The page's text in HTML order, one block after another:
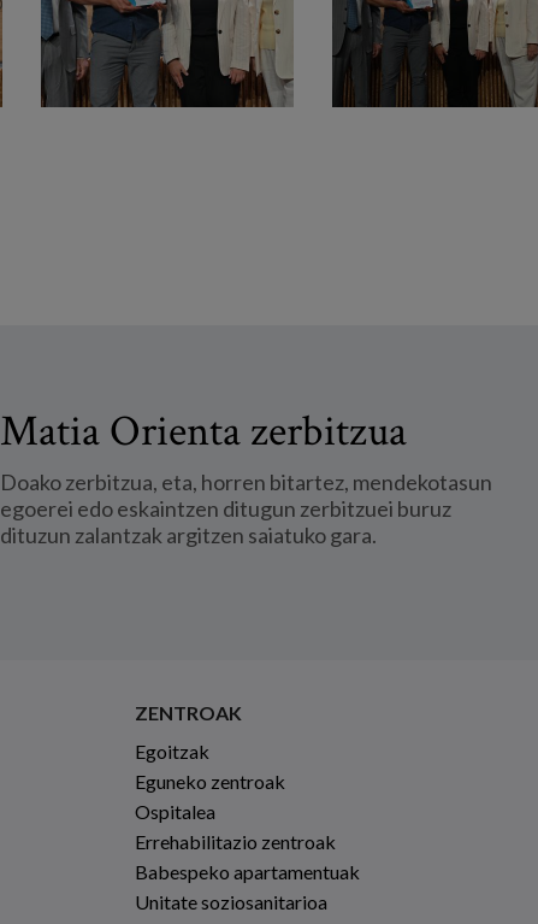
Matia Orienta zerbitzua
Doako zerbitzua, eta, horren bitartez, mendekotasun
egoerei edo eskaintzen ditugun zerbitzuei buruz
dituzun zalantzak argitzen saiatuko gara.
ZENTROAK
Egoitzak
Eguneko zentroak
Ospitalea
Errehabilitazio zentroak
Babespeko apartamentuak
Unitate soziosanitarioa